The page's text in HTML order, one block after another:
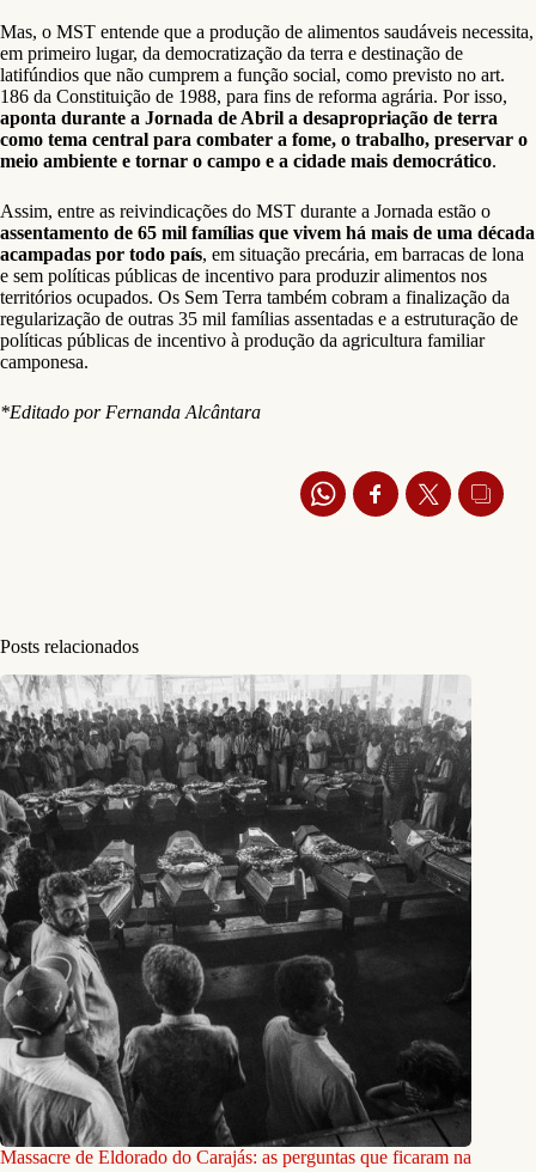
Mas, o MST entende que a produção de alimentos saudáveis necessita,
em primeiro lugar, da democratização da terra e destinação de
latifúndios que não cumprem a função social, como previsto no art.
186 da Constituição de 1988, para fins de reforma agrária. Por isso,
aponta durante a Jornada de Abril a desapropriação de terra
como tema central para combater a fome, o trabalho, preservar o
meio ambiente e tornar o campo e a cidade mais democrático.
Assim, entre as reivindicações do MST durante a Jornada estão o
assentamento de 65 mil famílias que vivem há mais de uma década
acampadas por todo país, em situação precária, em barracas de lona
e sem políticas públicas de incentivo para produzir alimentos nos
territórios ocupados. Os Sem Terra também cobram a finalização da
regularização de outras 35 mil famílias assentadas e a estruturação de
políticas públicas de incentivo à produção da agricultura familiar
camponesa.
*Editado por Fernanda Alcântara
Posts relacionados
Massacre de Eldorado do Carajás: as perguntas que ficaram na